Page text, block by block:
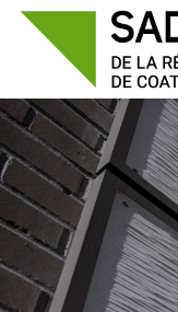
Passer